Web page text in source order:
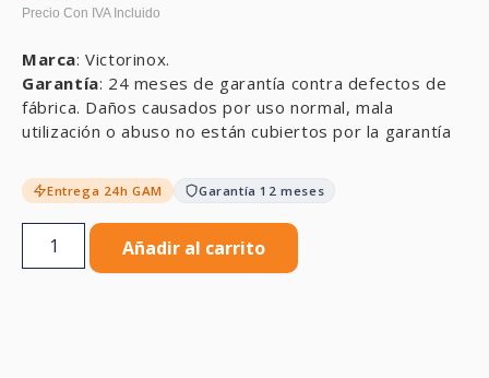
Marca: Victorinox.
Garantía: 24 meses de garantía contra defectos de
fábrica. Daños causados por uso normal, mala
utilización o abuso no están cubiertos por la garantía
Entrega 24h GAM Garantía 12 meses
Añadir al carrito